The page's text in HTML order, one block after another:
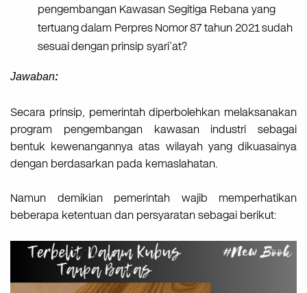
pengembangan Kawasan Segitiga Rebana yang
tertuangdalam PerpresNomor87tahun 2021sudah
sesuaidenganprinsip syari’at?
Jawaban:
Secara prinsip, pemerintah diperbolehkan melaksanakan
program pengembangan kawasan industri sebagai
bentuk kewenangannya atas wilayah yang dikuasainya
dengan berdasarkan pada kemaslahatan.
Namun demikian pemerintah wajib memperhatikan
beberapa ketentuan dan persyaratan sebagai berikut: